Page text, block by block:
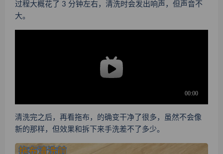
过程大概花了 3 分钟左右，清洗时会发出响声，但声音不
大。
清洗完之后，再看拖布，的确变干净了很多，虽然不会像
新的那样，但效果和拆下来手洗差不了多少。